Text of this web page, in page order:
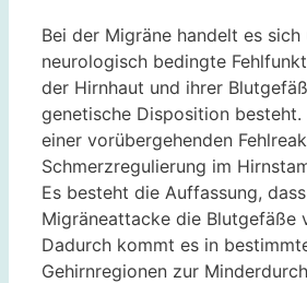
Bei der Migräne handelt es sich
neurologisch bedingte
der Hirnhaut und ihrer
genetische Disposition besteht.
einer vorübergehenden
Schmerzregulierung im
Es besteht die Auffassung,
Migräneattacke die Blutgefäße
Dadurch kommt es in
Gehirnregionen zur